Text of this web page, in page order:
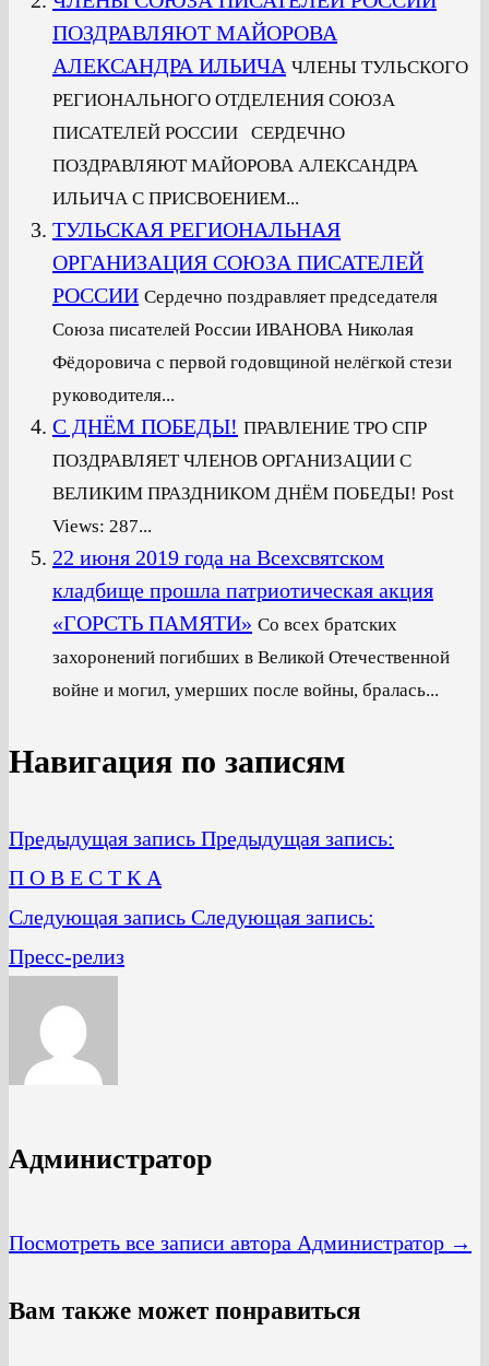
ПОЗДРАВЛЯЮТ МАЙОРОВА
АЛЕКСАНДРА ИЛЬИЧА ЧЛЕНЫ ТУЛЬСКОГО
РЕГИОНАЛЬНОГО ОТДЕЛЕНИЯ СОЮЗА
ПИСАТЕЛЕЙ РОССИИ СЕРДЕЧНО
ПОЗДРАВЛЯЮТ МАЙОРОВА АЛЕКСАНДРА
ИЛЬИЧА С ПРИСВОЕНИЕМ...
ТУЛЬСКАЯ РЕГИОНАЛЬНАЯ
ОРГАНИЗАЦИЯ СОЮЗА ПИСАТЕЛЕЙ
РОССИИ Сердечно поздравляет председателя
Союза писателей России ИВАНОВА Николая
Фёдоровича с первой годовщиной нелёгкой стези
руководителя...
С ДНЁМ ПОБЕДЫ! ПРАВЛЕНИЕ ТРО СПР
ПОЗДРАВЛЯЕТ ЧЛЕНОВ ОРГАНИЗАЦИИ С
ВЕЛИКИМ ПРАЗДНИКОМ ДНЁМ ПОБЕДЫ! Post
Views: 287...
22 июня 2019 года на Всехсвятском
кладбище прошла патриотическая акция
«ГОРСТЬ ПАМЯТИ» Со всех братских
захоронений погибших в Великой Отечественной
войне и могил, умерших после войны, бралась...
Навигация по записям
Предыдущая запись Предыдущая запись:
П О В Е С Т К А
Следующая запись Следующая запись:
Пресс-релиз
Администратор
Посмотреть все записи автора Администратор →
Вам также может понравиться